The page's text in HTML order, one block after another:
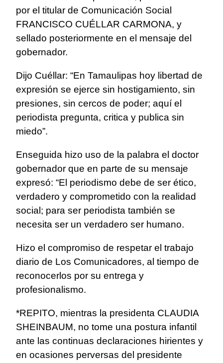
por el titular de Comunicación Social
FRANCISCO CUÉLLAR CARMONA, y
sellado posteriormente en el mensaje del
gobernador.
Dijo Cuéllar: “En Tamaulipas hoy libertad de
expresión se ejerce sin hostigamiento, sin
presiones, sin cercos de poder; aquí el
periodista pregunta, critica y publica sin
miedo”.
Enseguida hizo uso de la palabra el doctor
gobernador que en parte de su mensaje
expresó: “El periodismo debe de ser ético,
verdadero y comprometido con la realidad
social; para ser periodista también se
necesita ser un verdadero ser humano.
Hizo el compromiso de respetar el trabajo
diario de Los Comunicadores, al tiempo de
reconocerlos por su entrega y
profesionalismo.
*REPITO, mientras la presidenta CLAUDIA
SHEINBAUM, no tome una postura infantil
ante las continuas declaraciones hirientes y
en ocasiones perversas del presidente